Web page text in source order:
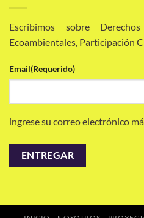
Escribimos sobre
Ecoambientales, Participación
Email(Requerido)
ingrese su correo electrónico